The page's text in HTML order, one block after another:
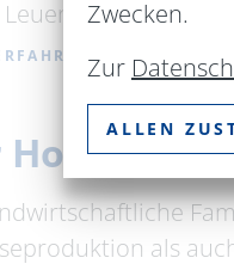
Leuenberg
Hofladen
als
Zwecken.
Zur
ALLEN